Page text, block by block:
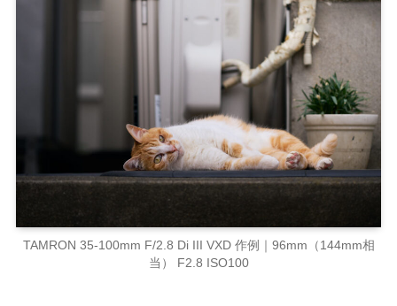
TAMRON 35-100mm F/2.8 Di III VXD 作例｜96mm（144mm相
当） F2.8 ISO100